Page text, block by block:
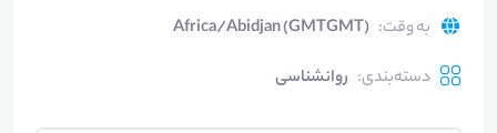
به وقت:
Africa/Abidjan (GMTGMT)
دسته‌بندی: روانشناسی